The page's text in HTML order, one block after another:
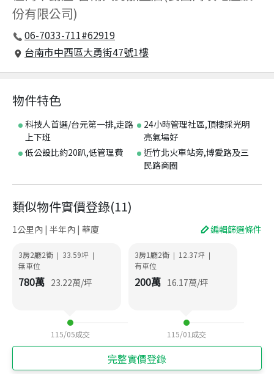
份有限公司)
06-7033-711#62919
台南市中西區大勇街47號1樓
物件特色
科技人首選/台元第一排,走路
上下班
24小時管理社區,頂樓採光明
亮氣場好
低公設比約20趴,低管理費
近竹北火車站旁,博愛路及三
民路商圈
類似物件實價登錄(11)
1公里內 | 半年內 | 華廈 編輯篩選條件
3房2廳2衛 | 33.59坪 |
無車位
780萬 23.22萬/坪
115/05成交
3房1廳2衛 | 12.37坪 |
有車位
200萬 16.17萬/坪
115/01 成交
完整實價登錄